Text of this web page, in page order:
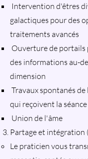
Intervention d'êtres
galactiques pour des
traitements avancés
Ouverture de portails
des informations au-
dimension
Travaux spontanés
qui reçoivent la séance
Union de l'âme
Partage et intégration
Le praticien vous